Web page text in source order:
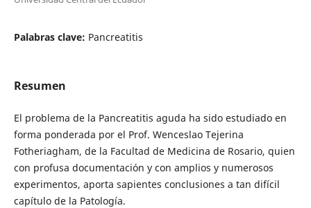
Palabras clave: Pancreatitis
Resumen
El problema de la Pancreatitis aguda ha sido estudiado en
forma ponderada por el Prof. Wenceslao Tejerina
Fotheriagham, de la Facultad de Medicina de Rosario, quien
con profusa documentación y con amplios y numerosos
experimentos, aporta sapientes conclusiones a tan difícil
capítulo de la Patología.